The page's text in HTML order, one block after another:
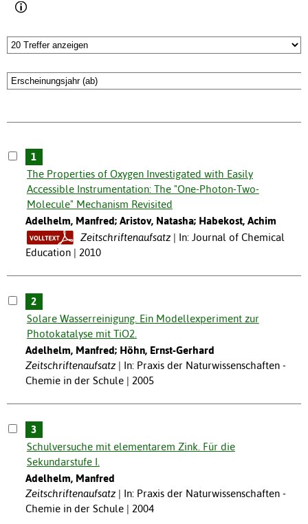
1
The Properties of Oxygen Investigated with Easily
Accessible Instrumentation: The "One-Photon-Two-
Molecule" Mechanism Revisited
Adelhelm, Manfred; Aristov, Natasha; Habekost, Achim
Zeitschriftenaufsatz
In: Journal of Chemical
Education | 2010
2
Solare Wasserreinigung. Ein Modellexperiment zur
Photokatalyse mit TiO2.
Adelhelm, Manfred; Höhn, Ernst-Gerhard
Zeitschriftenaufsatz
In: Praxis der Naturwissenschaften -
Chemie in der Schule | 2005
3
Schulversuche mit elementarem Zink. Für die
Sekundarstufe I.
Adelhelm, Manfred
Zeitschriftenaufsatz
In: Praxis der Naturwissenschaften -
Chemie in der Schule | 2004